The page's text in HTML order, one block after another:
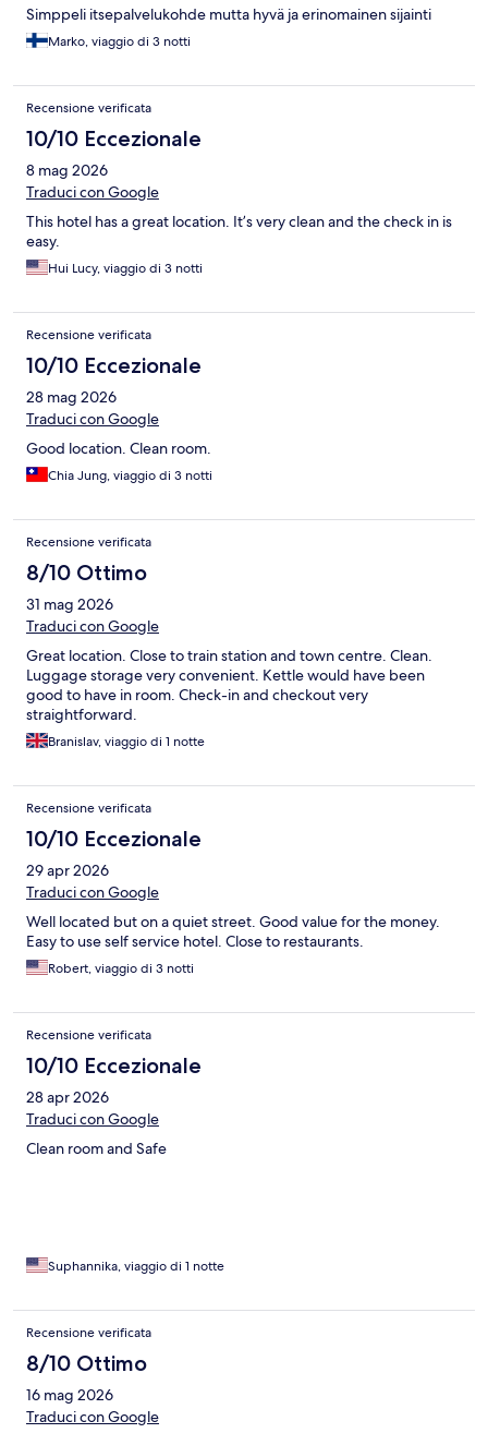
Simppeli itsepalvelukohde mutta hyvä ja erinomainen sijainti
Marko, viaggio di 3 notti
Recensione verificata
10/10 Eccezionale
8 mag 2026
Traduci con Google
This hotel has a great location. It’s very clean and the check in is
easy.
Hui Lucy, viaggio di 3 notti
Recensione verificata
10/10 Eccezionale
28 mag 2026
Traduci con Google
Good location. Clean room.
Chia Jung, viaggio di 3 notti
Recensione verificata
8/10 Ottimo
31 mag 2026
Traduci con Google
Great location. Close to train station and town centre. Clean.
Luggage storage very convenient. Kettle would have been
good to have in room. Check-in and checkout very
straightforward.
Branislav, viaggio di 1 notte
Recensione verificata
10/10 Eccezionale
29 apr 2026
Traduci con Google
Well located but on a quiet street. Good value for the money.
Easy to use self service hotel. Close to restaurants.
Robert, viaggio di 3 notti
Recensione verificata
10/10 Eccezionale
28 apr 2026
Traduci con Google
Clean room and Safe
Suphannika, viaggio di 1 notte
Recensione verificata
8/10 Ottimo
16 mag 2026
Traduci con Google